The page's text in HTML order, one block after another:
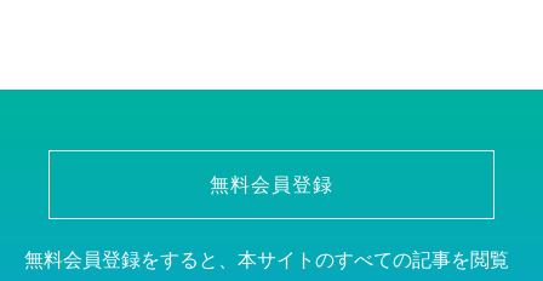
無料会員登録
無料会員登録をすると、本サイトのすべての記事を閲覧